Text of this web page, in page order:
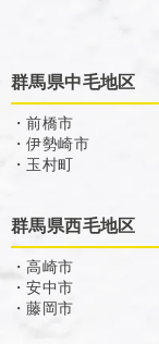
群馬県中毛地区
・前橋市
・伊勢崎市
・玉村町
群馬県西毛地区
・高崎市
・安中市
・藤岡市